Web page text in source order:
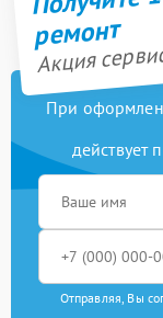
ремонт
Акция
При
действует
Отправляя, Вы